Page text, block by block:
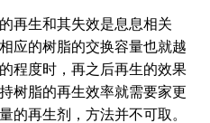
再生和其失效是息息相关
应的树脂的交换容量也就越
程度时，再之后再生的效果
树脂的再生效率就需要家更
的再生剂，方法并不可取。